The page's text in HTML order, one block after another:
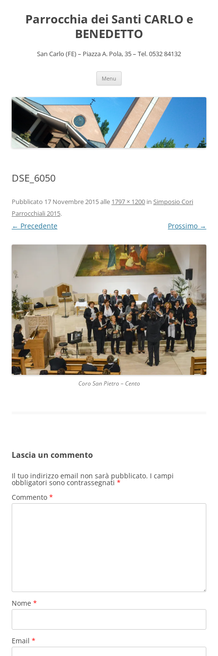
contenuto
Parrocchia dei Santi CARLO e
BENEDETTO
San Carlo (FE) – Piazza A. Pola, 35 – Tel. 0532 84132
Menu
DSE_6050
Pubblicato 17 Novembre 2015alle 1797 × 1200 in Simposio Cori
Parrocchiali 2015.
← Precedente Prossimo →
Coro San Pietro – Cento
Lascia un commento
Il tuo indirizzo email non sarà pubblicato. I campi
obbligatori sono contrassegnati *
Commento *
Nome *
Email *